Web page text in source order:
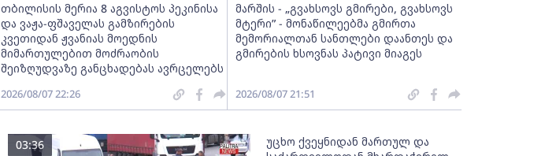
თბილისის მერია 8 აგვისტოს პეკინისა
და ვაჟა-ფშაველას გამზირების
კვეთიდან ჟვანიას მოედნის
მიმართულებით მოძრაობის
შეიზღუდვაზე განცხადებას ავრცელებს
2026/08/07 22:26
მარშის - „გვახსოვს გმირები, გვახსოვს
მტერი” - მონაწილეებმა გმირთა
მემორიალთან სანთლები დაანთეს და
გმირების ხსოვნას პატივი მიაგეს
2026/08/07 21:51
უცხო ქვეყნიდან მართულ და
03:36